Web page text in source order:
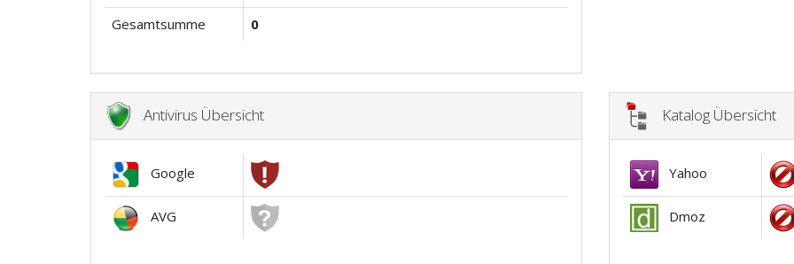
Gesamtsumme
0
Antivirus Übersicht
Google
AVG
Katalog Übersicht
Yahoo
Dmoz